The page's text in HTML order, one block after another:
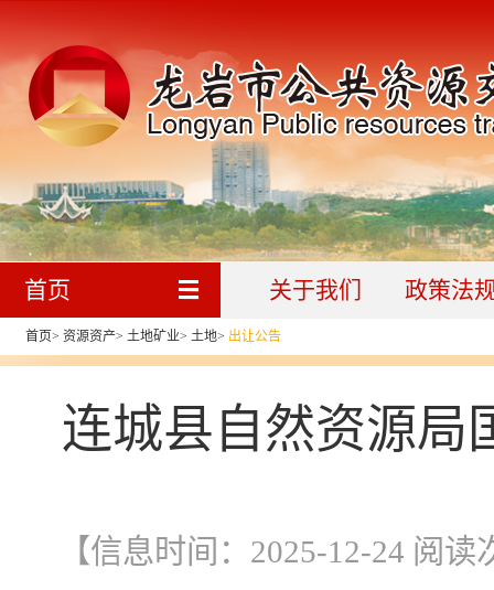
首页 关于我们 政策法
首页> 资源资产> 土地矿业> 土地> 出让公告
连城县自然资源局
【信息时间：2025-12-24 阅读